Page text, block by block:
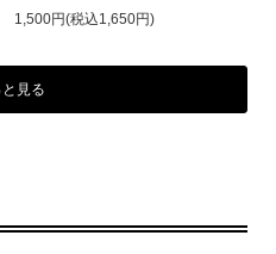
1,500円(税込1,650円)
と見る